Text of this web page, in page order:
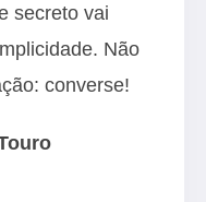
secreto vai
Não
converse!